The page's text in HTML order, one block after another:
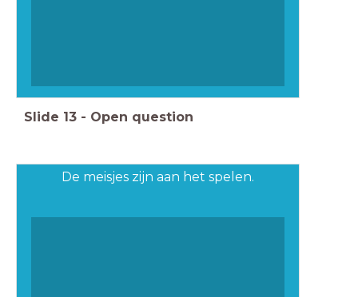
Slide 13 - Open question
De meisjes zijn aan het spelen.